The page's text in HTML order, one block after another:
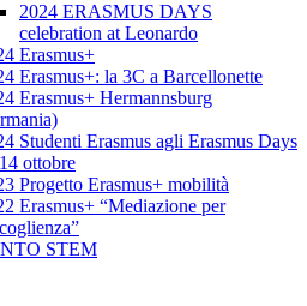
2024 ERASMUS DAYS
celebration at Leonardo
Erasmus+
Erasmus+: la 3C a Barcellonette
Erasmus+ Hermannsburg
Studenti Erasmus agli Erasmus Days
ottobre
Progetto Erasmus+ mobilità
Erasmus+ “Mediazione per
STEM